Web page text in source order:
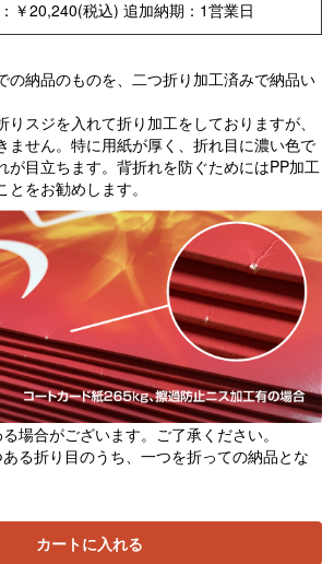
￥20,240(税込) 追加納期：1営業日
の納品のものを、二つ折り加工済みで納品い
スジを入れて折り加工をしておりますが、
ません。特に用紙が厚く、折れ目に濃い色で
が目立ちます。背折れを防ぐためにはPP加工
をお勧めします。
場合がございます。ご了承ください。
る折り目のうち、一つを折っての納品とな
カートに入れる